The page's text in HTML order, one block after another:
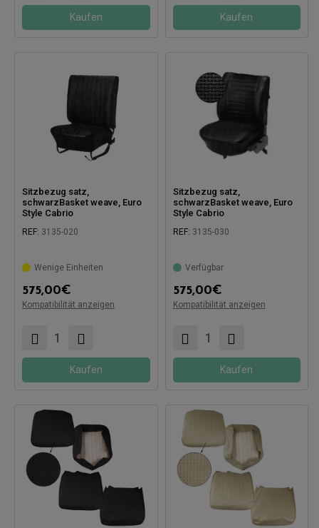
Kaufen Kaufen
Sitzbezug satz,
schwarzBasket weave, Euro
Style Cabrio
REF: 3135-020
Wenige Einheiten
575,00€
Kompatibilität anzeigen
Kompatibel mit:
Kaufen
Sitzbezug satz,
schwarzBasket weave, Euro
Style Cabrio
REF: 3135-030
Verfügbar
575,00€
Kompatibilität anzeigen
Kompatibel mit:
Kaufen